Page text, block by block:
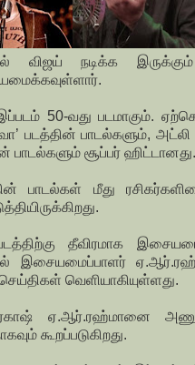
விஜய் நடிக்க இருக்கும்
இப்படம் 50-வது படமாகும்.
படத்தின் பாடல்களும், அட்லி
பாடல்களும் சூப்பர் ஹிட்டானது.
பாடல்கள் மீது
தீவிரமாக
இசையமைப்பாளர்
வெளியாகியுள்ளது.
ஏ.ஆர்.ரஹ்மானை
கூறப்படுகிறது.